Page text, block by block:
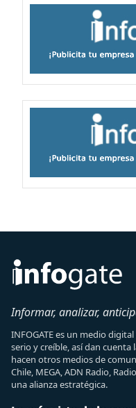
Informar, analizar,
INFOGATE es un medio
serio y creíble, así dan
hacen otros medios de
Chile, MEGA, ADN Radio,
una alianza estratégica.